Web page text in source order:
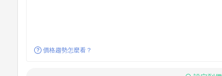
價格趨勢怎麼看？